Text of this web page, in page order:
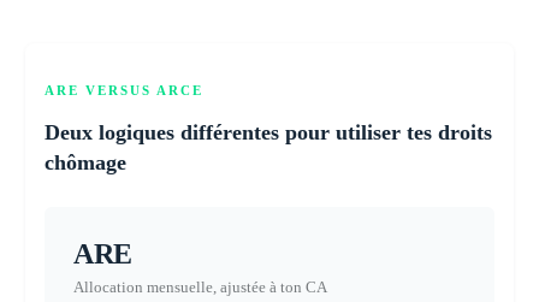
ARE VERSUS ARCE
Deux logiques différentes pour utiliser tes droits
chômage
ARE
Allocation mensuelle, ajustée à ton CA